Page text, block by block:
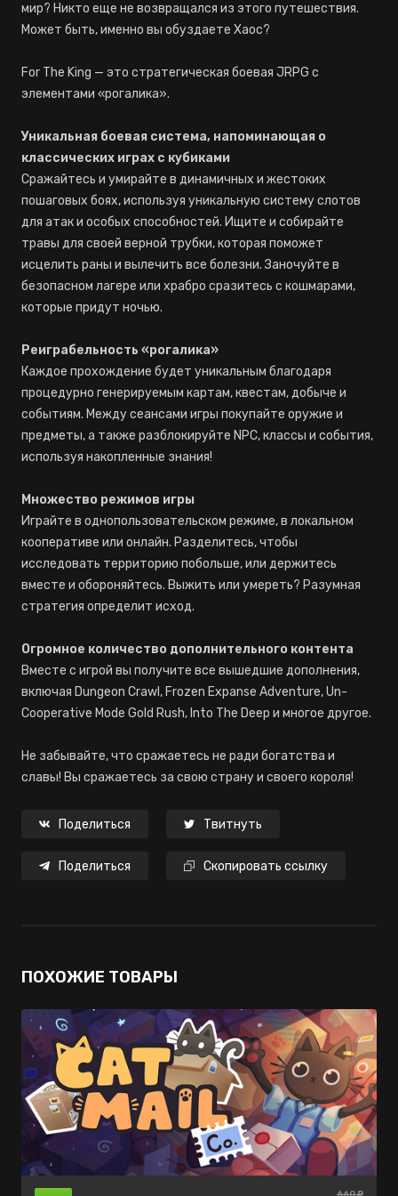
мир? Никто еще не возвращался из этого путешествия.
Может быть, именно вы обуздаете Хаос?
For The King — это стратегическая боевая JRPG с
элементами «рогалика».
Уникальная боевая система, напоминающая о
классических играх с кубиками
Сражайтесь и умирайте в динамичных и жестоких
пошаговых боях, используя уникальную систему слотов
для атак и особых способностей. Ищите и собирайте
травы для своей верной трубки, которая поможет
исцелить раны и вылечить все болезни. Заночуйте в
безопасном лагере или храбро сразитесь с кошмарами,
которые придут ночью.
Реиграбельность «рогалика»
Каждое прохождение будет уникальным благодаря
процедурно генерируемым картам, квестам, добыче и
событиям. Между сеансами игры покупайте оружие и
предметы, а также разблокируйте NPC, классы и события,
используя накопленные знания!
Множество режимов игры
Играйте в однопользовательском режиме, в локальном
кооперативе или онлайн. Разделитесь, чтобы
исследовать территорию побольше, или держитесь
вместе и обороняйтесь. Выжить или умереть? Разумная
стратегия определит исход.
Огромное количество дополнительного контента
Вместе с игрой вы получите все вышедшие дополнения,
включая Dungeon Crawl, Frozen Expanse Adventure, Un-
Cooperative Mode Gold Rush, Into The Deep и многое другое.
Не забывайте, что сражаетесь не ради богатства и
славы! Вы сражаетесь за свою страну и своего короля!
Поделиться Твитнуть
Поделиться Скопировать ссылку
ПОХОЖИЕ ТОВАРЫ